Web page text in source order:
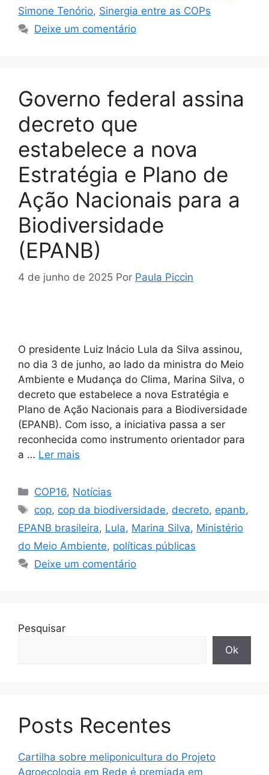
Simone Tenório, Sinergia entre as COPs
Deixe um comentário
Governo federal assina
decreto que
estabelece a nova
Estratégia e Plano de
Ação Nacionais para a
Biodiversidade
(EPANB)
4 de junho de 2025 Por Paula Piccin
O presidente Luiz Inácio Lula da Silva assinou,
no dia 3 de junho, ao lado da ministra do Meio
Ambiente e Mudança do Clima, Marina Silva, o
decreto que estabelece a nova Estratégia e
Plano de Ação Nacionais para a Biodiversidade
(EPANB). Com isso, a iniciativa passa a ser
reconhecida como instrumento orientador para
a … Ler mais
COP16, Notícias
cop, cop da biodiversidade, decreto, epanb,
EPANB brasileira, Lula, Marina Silva, Ministério
do Meio Ambiente, políticas públicas
Deixe um comentário
Pesquisar
Ok
Posts Recentes
Cartilha sobre meliponicultura do Projeto
Agroecologia em Rede é premiada em